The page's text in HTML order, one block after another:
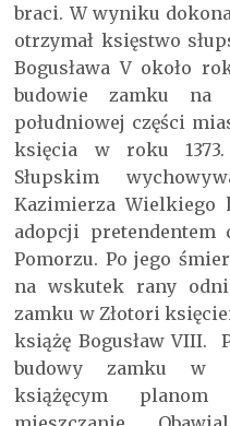
braci. W wyniku
otrzymał księstwo
Bogusława V około
budowie zamku na
południowej części
księcia w roku
Słupskim
Kazimierza
adopcji pretendentem
Pomorzu. Po jego
na wskutek rany
zamku w Złotori
książę Bogusław VIII.
budowy zamku w
książęcym planom